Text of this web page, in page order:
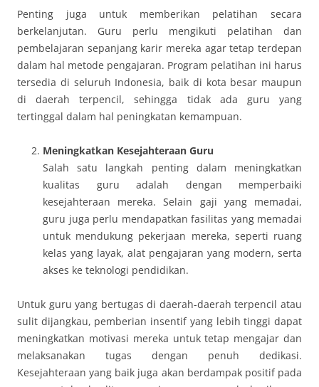
Penting juga untuk memberikan pelatihan secara
berkelanjutan. Guru perlu mengikuti pelatihan dan
pembelajaran sepanjang karir mereka agar tetap terdepan
dalam hal metode pengajaran. Program pelatihan ini harus
tersedia di seluruh Indonesia, baik di kota besar maupun
di daerah terpencil, sehingga tidak ada guru yang
tertinggal dalam hal peningkatan kemampuan.
Meningkatkan Kesejahteraan Guru
Salah satu langkah penting dalam meningkatkan
kualitas guru adalah dengan memperbaiki
kesejahteraan mereka. Selain gaji yang memadai,
guru juga perlu mendapatkan fasilitas yang memadai
untuk mendukung pekerjaan mereka, seperti ruang
kelas yang layak, alat pengajaran yang modern, serta
akses ke teknologi pendidikan.
Untuk guru yang bertugas di daerah-daerah terpencil atau
sulit dijangkau, pemberian insentif yang lebih tinggi dapat
meningkatkan motivasi mereka untuk tetap mengajar dan
melaksanakan tugas dengan penuh dedikasi.
Kesejahteraan yang baik juga akan berdampak positif pada